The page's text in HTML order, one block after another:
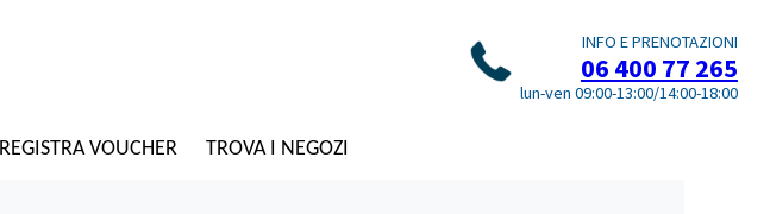
INFO E PRENOTAZIONI
06 400 77 265
lun-ven 09:00-13:00/14:00-18:00
REGISTRA VOUCHER TROVA I NEGOZI